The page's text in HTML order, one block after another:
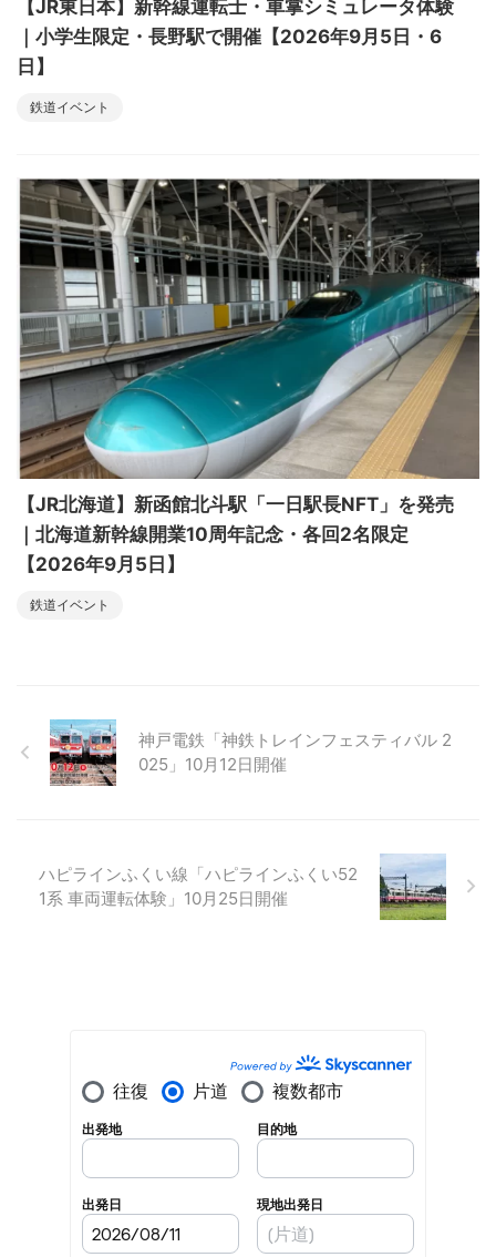
【JR東日本】新幹線運転士・車掌シミュレータ体験
｜小学生限定・長野駅で開催【2026年9月5日・6
日】
鉄道イベント
【JR北海道】新函館北斗駅「一日駅長NFT」を発売
｜北海道新幹線開業10周年記念・各回2名限定
【2026年9月5日】
鉄道イベント
神戸電鉄「神鉄トレインフェスティバル 2
025」10月12日開催
ハピラインふくい線「ハピラインふくい52
1系 車両運転体験」10月25日開催